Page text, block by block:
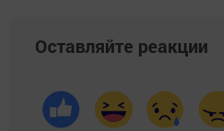
Оставляйте реакции